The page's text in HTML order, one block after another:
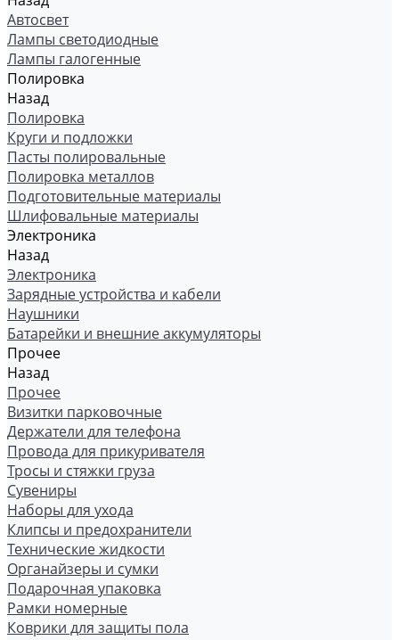
Автосвет
Лампы светодиодные
Лампы галогенные
Полировка
Назад
Полировка
Круги и подложки
Пасты полировальные
Полировка металлов
Подготовительные материалы
Шлифовальные материалы
Электроника
Назад
Электроника
Зарядные устройства и кабели
Наушники
Батарейки и внешние аккумуляторы
Прочее
Назад
Прочее
Визитки парковочные
Держатели для телефона
Провода для прикуривателя
Тросы и стяжки груза
Сувениры
Наборы для ухода
Клипсы и предохранители
Технические жидкости
Органайзеры и сумки
Подарочная упаковка
Рамки номерные
Коврики для защиты пола